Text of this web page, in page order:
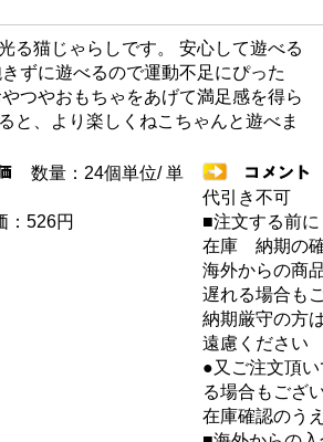
る猫じゃらしです。 安心して遊べる
ずに遊べるので運動不足にぴった
つやおもちゃをあげて満足感を得ら
と、より楽しくねこちゃんと遊べま
数量：24個単位/ 単
：526円
代引き不可
■注文する前に
在庫 納期の
海外からの商
遅れる場合も
納期厳守の方
遠慮ください
●又ご注文頂
る場合もござ
在庫確認のう